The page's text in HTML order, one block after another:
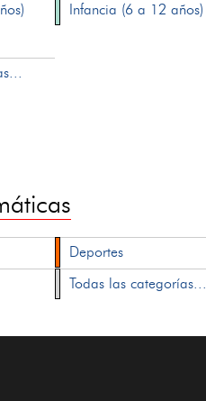
Infancia (6 a 12 años)
Deportes
Todas las categorías...